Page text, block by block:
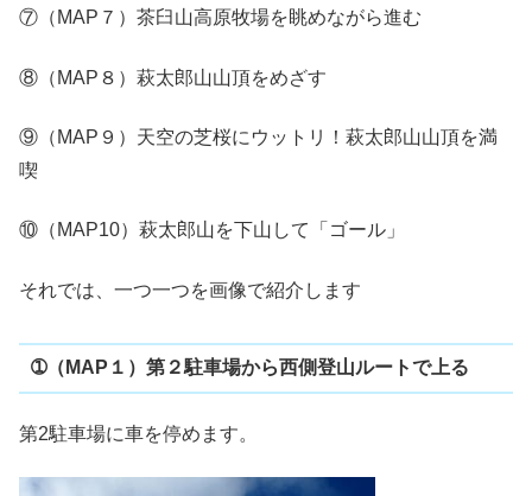
⑦（MAP７）茶臼山高原牧場を眺めながら進む
⑧（MAP８）萩太郎山山頂をめざす
⑨（MAP９）天空の芝桜にウットリ！萩太郎山山頂を満
喫
⑩（MAP10）萩太郎山を下山して「ゴール」
それでは、一つ一つを画像で紹介します
➀（MAP１）第２駐車場から西側登山ルートで上る
第2駐車場に車を停めます。